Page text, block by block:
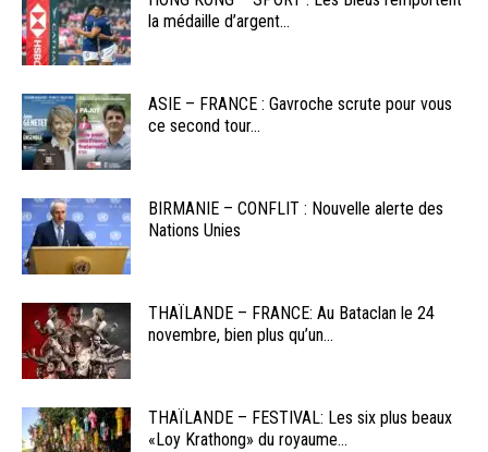
la médaille d’argent...
ASIE – FRANCE : Gavroche scrute pour vous
ce second tour...
BIRMANIE – CONFLIT : Nouvelle alerte des
Nations Unies
THAÏLANDE – FRANCE: Au Bataclan le 24
novembre, bien plus qu’un...
THAÏLANDE – FESTIVAL: Les six plus beaux
«Loy Krathong» du royaume...